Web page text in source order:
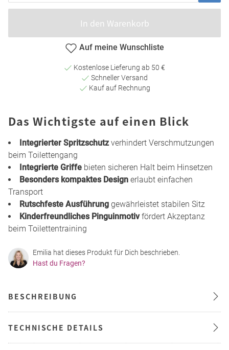
In den Warenkorb
Auf meine Wunschliste
Kostenlose Lieferung ab 50 €
Schneller Versand
Kauf auf Rechnung
Das Wichtigste auf einen Blick
Integrierter Spritzschutzverhindert Verschmutzungen
beim Toilettengang
Integrierte Griffe bieten sicheren Halt beim Hinsetzen
Besonders kompaktes Design erlaubt einfachen
Transport
Rutschfeste Ausführung gewährleistet stabilen Sitz
Kinderfreundliches Pinguinmotivfördert Akzeptanz
beim Toilettentraining
Emilia hat dieses Produkt für Dich beschrieben.
Hast du Fragen?
BESCHREIBUNG
TECHNISCHE DETAILS